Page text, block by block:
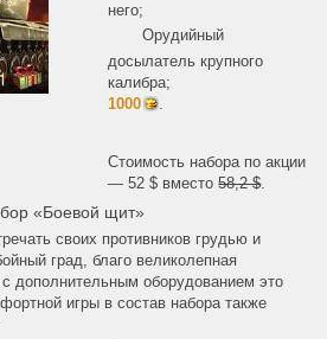
него;
Орудийный
досылатель крупного
калибра;
1000
.
Стоимость набора по акции
— 52 $ вместо58,2 $.
«Боевой щит»
своих противников грудью и
град, благо великолепная
с дополнительным оборудованием это
игры в состав набора также